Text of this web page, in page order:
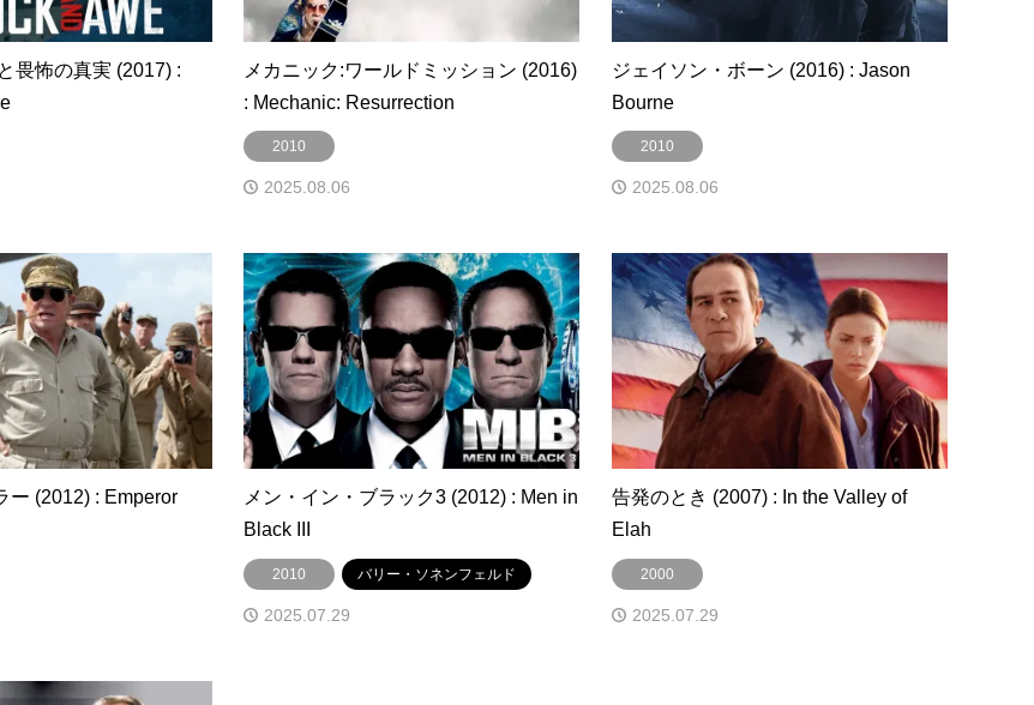
畏怖の真実 (2017) :
メカニック:ワールドミッション (2016)
: Mechanic: Resurrection
2010
2025.08.06
ジェイソン・ボーン (2016) : Jason
Bourne
2010
2025.08.06
ー (2012) : Emperor
メン・イン・ブラック3 (2012) : Men in
Black III
2010 バリー・ソネンフェルド
2025.07.29
告発のとき (2007) : In the Valley of
Elah
2000
2025.07.29